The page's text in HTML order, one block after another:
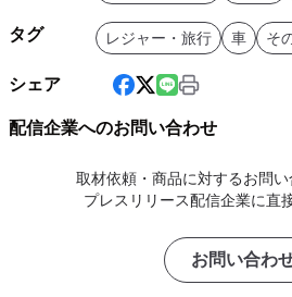
タグ レジャー・旅行 車 そ
シェア
配信企業へのお問い合わせ
取材依頼・商品に対するお問い
プレスリリース配信企業に直
お問い合わ